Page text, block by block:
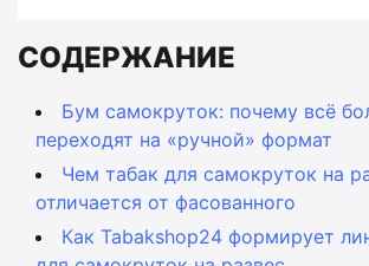
СОДЕРЖАНИЕ
Бум самокруток: почему всё
переходят на «ручной» формат
Чем табак для самокруток на
отличается от фасованного
Как Tabakshop24 формирует